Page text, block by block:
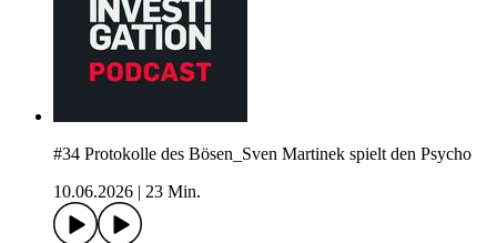
#34 Protokolle des Bösen_Sven Martinek spielt den Psycho
10.06.2026
23 Min.